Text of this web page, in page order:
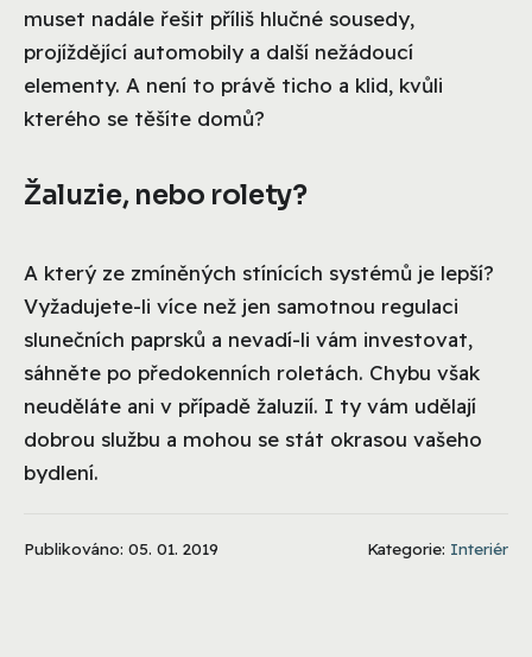
muset nadále řešit příliš hlučné sousedy,
projíždějící automobily a další nežádoucí
elementy. A není to právě ticho a klid, kvůli
kterého se těšíte domů?
Žaluzie, nebo rolety?
A který ze zmíněných stínících systémů je lepší?
Vyžadujete-li více než jen samotnou regulaci
slunečních paprsků a nevadí-li vám investovat,
sáhněte po předokenních roletách. Chybu však
neuděláte ani v případě žaluzií. I ty vám udělají
dobrou službu a mohou se stát okrasou vašeho
bydlení.
Publikováno: 05. 01. 2019 Kategorie: Interiér